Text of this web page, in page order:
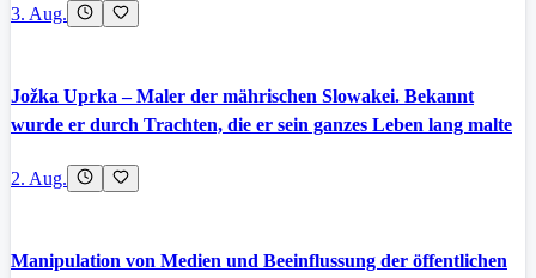
3. Aug.
Jožka Uprka – Maler der mährischen Slowakei. Bekannt
wurde er durch Trachten, die er sein ganzes Leben lang malte
2. Aug.
Manipulation von Medien und Beeinflussung der öffentlichen